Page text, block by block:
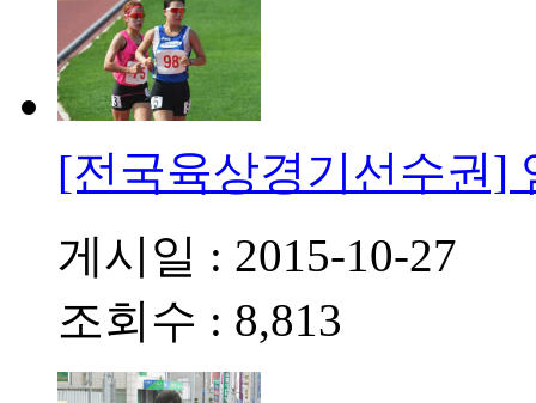
[전국육상경기선수권]
게시일 : 2015-10-27
조회수 : 8,813